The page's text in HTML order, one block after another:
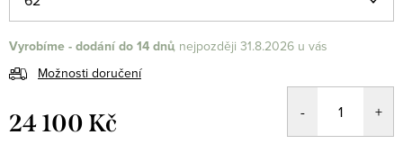
Vyrobíme - dodání do 14 dnů
31.8.2026
Možnosti doručení
24 100 Kč